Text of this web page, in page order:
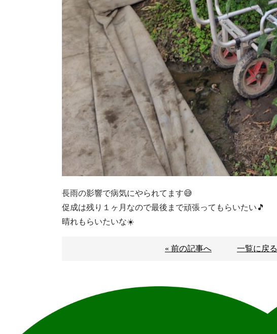
長雨の影響で病気にやられてます😅
促成は残り１ヶ月なので最後まで頑張ってもらいたい🎵
晴れもらいたいな☀️
« 前の記事へ 一覧に戻る